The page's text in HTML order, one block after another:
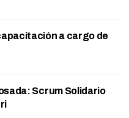
a cargo de
Scrum Solidario